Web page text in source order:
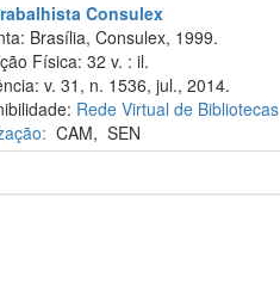
Consulex
Brasília, Consulex, 1999.
Física: 32 v. : il.
v. 31, n. 1536, jul., 2014.
Rede Virtual de Bibliotecas
CAM,SEN